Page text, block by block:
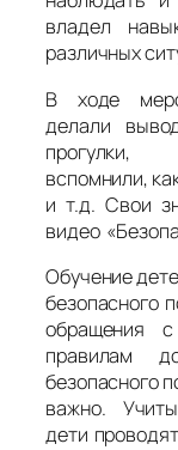
владел
различных
В ходе
делали
прогулки,
вспомнили,
и т.д. Свои
видео
Обучение
безопасного
обращения
правилам
безопасного
важно.
дети